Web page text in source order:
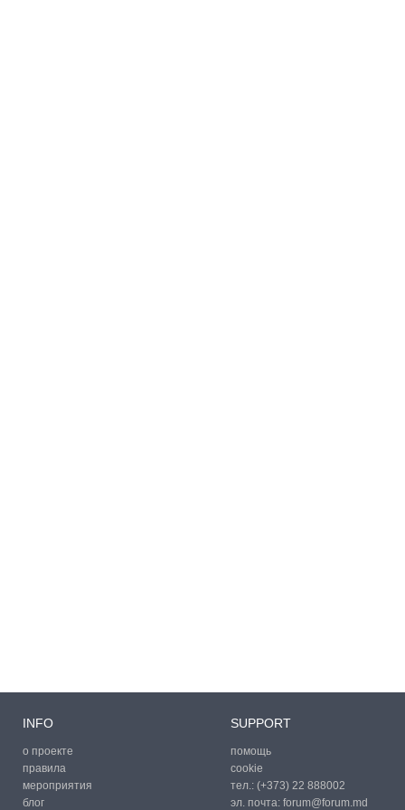
INFO
о проекте
правила
мероприятия
блог
SUPPORT
помощь
cookie
тел.: (+373) 22 888002
эл. почта: forum@forum.md